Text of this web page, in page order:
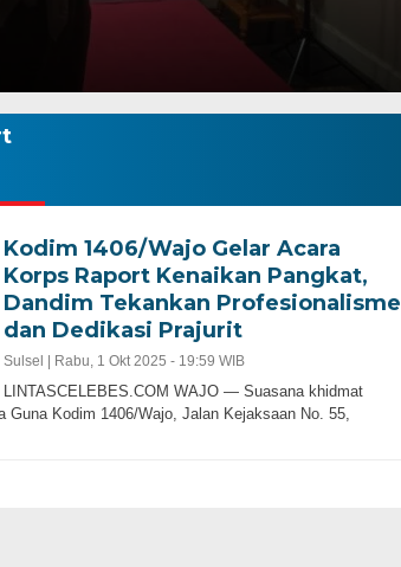
Kodim 1406/Wajo Gelar Acara
Korps Raport Kenaikan Pangkat,
Dandim Tekankan Profesionalisme
dan Dedikasi Prajurit
Sulsel | Rabu, 1 Okt 2025 - 19:59 WIB
LINTASCELEBES.COM WAJO — Suasana khidmat
Guna Kodim 1406/Wajo, Jalan Kejaksaan No. 55,